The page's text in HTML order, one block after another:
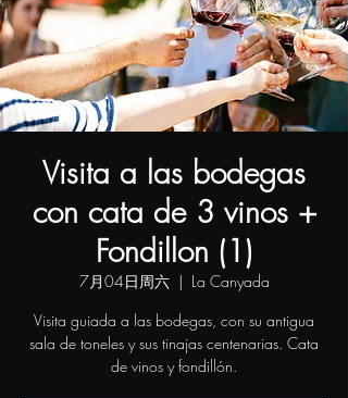
Visita a las bodegas
con cata de 3 vinos +
Fondillon (1)
7月04日周六
  |
La Canyada
Visita guiada a las bodegas, con su antigua
sala de toneles y sus tinajas centenarias. Cata
de vinos y fondillón.